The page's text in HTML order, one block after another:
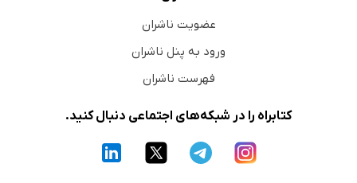
عضویت ناشران
ورود به پنل ناشران
فهرست ناشران
کتابراه را در شبکه‌های اجتماعی دنبال کنید.